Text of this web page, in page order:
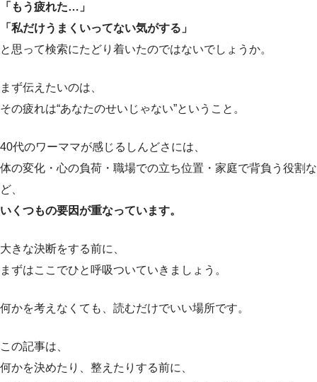
「もう疲れた…」
「私だけうまくいってない気がする」
と思って検索にたどり着いたのではないでしょうか。
まず伝えたいのは、
その疲れは“あなたのせいじゃない”ということ。
40代のワーママが感じるしんどさには、
体の変化・心の負荷・職場での立ち位置・家庭で背負う役割な
ど、
いくつもの要因が重なっています。
大きな決断をする前に、
まずはここでひと呼吸ついていきましょう。
何かを考えなくても、読むだけでいい場所です。
この記事は、
何かを決めたり、整えたりする前に、